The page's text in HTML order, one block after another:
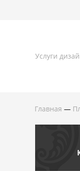
Услуги
Главная —